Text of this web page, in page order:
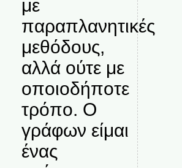
με
παραπλανητικές
μεθόδους,
αλλά ούτε με
οποιοδήποτε
τρόπο. Ο
γράφων είμαι
ένας